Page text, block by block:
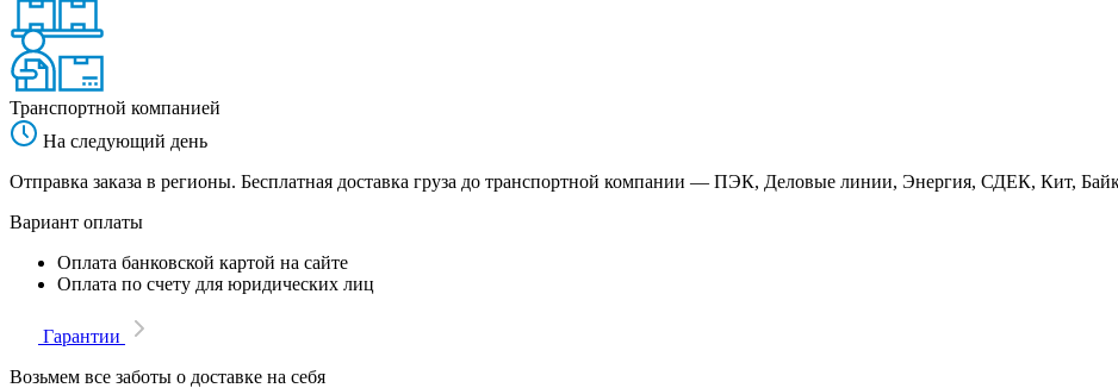
Транспортной компанией
На следующий день
Отправка заказа в регионы. Бесплатная доставка груза до транспортной компании — ПЭК, Деловые линии, Энергия, СДЕК, Кит,
Вариант оплаты
Оплата банковской картой на сайте
Оплата по счету для юридических лиц
Гарантии
Возьмем все заботы о доставке на себя